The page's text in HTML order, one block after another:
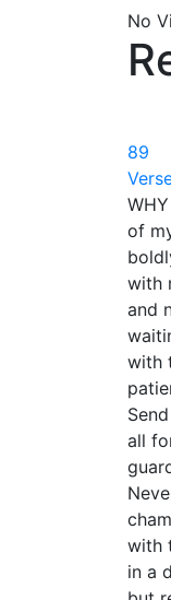
No
89
of
with
and
with
all
with
in a